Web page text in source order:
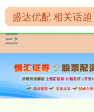
盛达优配 相关话题